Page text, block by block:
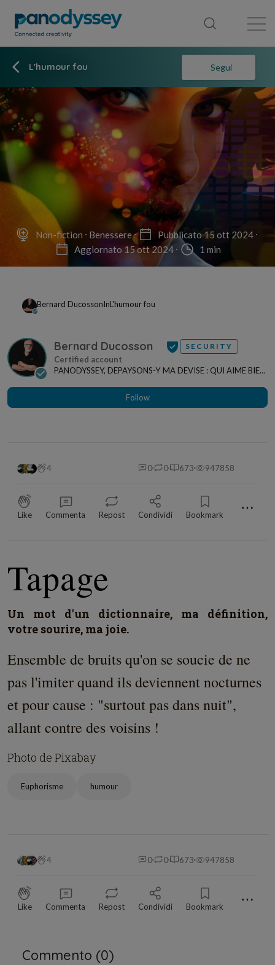
L'humour fou Segui
Non-fiction Benessere
Pubblicato 15 ott 2024
Aggiornato 15 ott 2024
1 min
Bernard DucossonInL'humour fou
Bernard Ducosson SECURITY
PANODYSSEY, DEPAYSONS-Y MA DEVISE : QUI AIME BIEN,
Follow
4 0 0 673 947858
Like Commenta Repost Condividi Bookmark ⋯
Tapage
Un mot d'un dictionnaire, ma définition,
votre sourire, ma joie.
Ensemble de bruits qu'on se soucie de ne
pas l'imiter quand ils deviennent nocturnes
et pour cause : "surtout pas dans nuit",
allant contre des voisins !
Photo de Pixabay
Euphorisme humour
4 0 0 673 947858
Like Commenta Repost Condividi Bookmark ⋯
Commento (0)